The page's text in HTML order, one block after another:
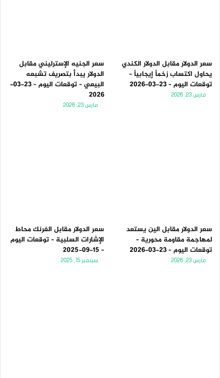
سعر الدولار مقابل الدولار الكندي
يحاول اكتساب زخماً إيجابياً –
توقعات اليوم – 23-03-2026
مارس 23, 2026
سعر الجنيه الإسترليني مقابل
الدولار يبدأ بتصريف تشبعه
البيعي – توقعات اليوم – 23-03-
2026
مارس 23, 2026
سعر الدولار مقابل الين يستعد
لمهاجمة مقاومة محورية –
توقعات اليوم – 23-03-2026
مارس 23, 2026
سعر الدولار مقابل الفرنك محاط
الإشارات السلبية – توقعات اليوم
– 15-09-2025
سبتمبر 15, 2025